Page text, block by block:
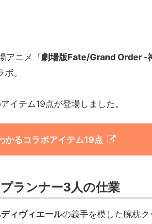
アニメ『劇場版Fate/Grand Order -
ボ。
イテム19点が登場しました。
かるコラボアイテム19点
ランナー3人の仕業
ィヴィエールの義手を模した腕枕ク